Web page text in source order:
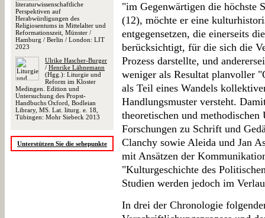
literaturwissenschaftliche
Perspektiven auf
Herabwürdigungen des
Religiosentums in Mittelalter und
Reformationszeit, Münster /
Hamburg / Berlin / London: LIT
2023
Ulrike Hascher-Burger
/ Henrike Lähnemann
(Hgg.): Liturgie und
Reform im Kloster
Medingen. Edition und
Untersuchung des Propst-
Handbuchs Oxford, Bodleian
Library, MS. Lat. liturg. e. 18,
Tübingen: Mohr Siebeck 2013
Unterstützen Sie die sehepunkte
"im Gegenwärtigen die höchste
(12), möchte er eine
entgegensetzen, die einerseits
berücksichtigt, für die sich die
Prozess darstellte, und
weniger als Resultat planvoller
als Teil eines Wandels
Handlungsmuster versteht.
theoretischen und
Forschungen zu Schrift und
Clanchy sowie Aleida und Jan
mit Ansätzen der
"Kulturgeschichte des
Studien werden jedoch im
In drei der Chronologie